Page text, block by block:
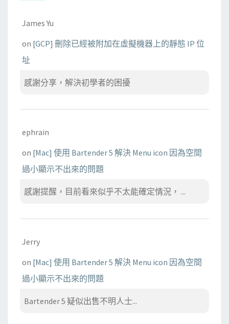
James Yu
on [GCP] 刪除已經被附加在虛擬機器上的靜態 IP 位
址
感謝分享，解決初學者的困擾
ephrain
on [Mac] 使用 Bartender 5 解決 Menu icon 因為空間
過小顯示不出來的問題
感謝提醒，目前看來似乎不太能確定情況， ...
Jerry
on [Mac] 使用 Bartender 5 解決 Menu icon 因為空間
過小顯示不出來的問題
Bartender 5 疑似出售不明人士...